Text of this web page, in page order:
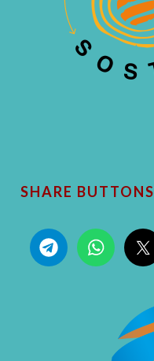
SHARE BUTTONS